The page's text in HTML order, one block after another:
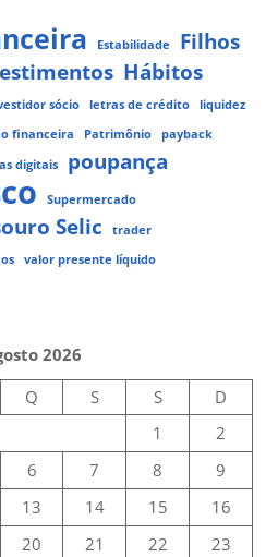
Estabilidade Filhos
Hábitos
sócio letras de crédito
liquidez
financeira Patrimônio
payback
digitais
poupança
Supermercado
Selic
trader
valor presente líquido
2026
Q S S
D
1
2
6 7 8
9
13 14 15
16
20 21 22
23